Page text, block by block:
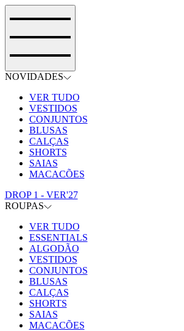
NOVIDADES
VER TUDO
VESTIDOS
CONJUNTOS
BLUSAS
CALÇAS
SHORTS
SAIAS
MACACÕES
DROP 1 - VER'27
ROUPAS
VER TUDO
ESSENTIALS
ALGODÃO
VESTIDOS
CONJUNTOS
BLUSAS
CALÇAS
SHORTS
SAIAS
MACACÕES